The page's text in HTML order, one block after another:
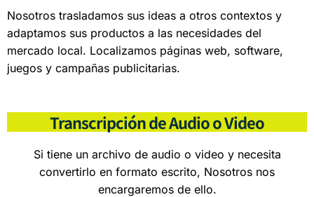
Nosotros trasladamos sus ideas a otros contextos y
adaptamos sus productos a las necesidades del
mercado local. Localizamos páginas web, software,
juegos y campañas publicitarias.
Transcripción de Audio o Video
Si tiene un archivo de audio o video y necesita
convertirlo en formato escrito, Nosotros nos
encargaremos de ello.